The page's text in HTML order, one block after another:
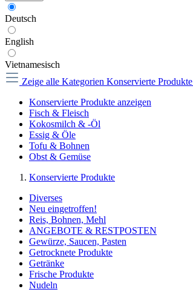
Deutsch
English
Vietnamesisch
Zeige alle Kategorien Konservierte Produkte
Konservierte Produkte anzeigen
Fisch & Fleisch
Kokosmilch & -Öl
Essig & Öle
Tofu & Bohnen
Obst & Gemüse
Konservierte Produkte
Diverses
Neu eingetroffen!
Reis, Bohnen, Mehl
ANGEBOTE & RESTPOSTEN
Gewürze, Saucen, Pasten
Getrocknete Produkte
Getränke
Frische Produkte
Nudeln